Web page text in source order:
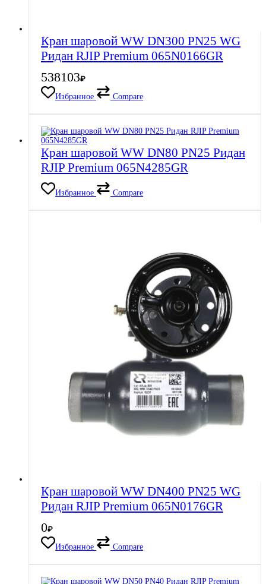
Кран шаровой WW DN300 PN25 WG
Ридан RJIP Premium 065N0166GR
538103₽
Избранное
Compare
Кран шаровой WW DN80 PN25 Ридан
RJIP Premium 065N4285GR
Избранное Compare
Кран шаровой WW DN400 PN25 WG
Ридан RJIP Premium 065N0176GR
0₽
Избранное
Compare